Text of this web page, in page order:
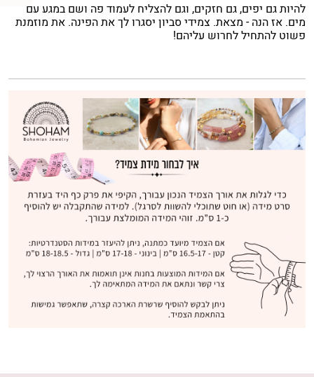
להיות גם יפים, גם חזקים, וגם להצליח לעמוד פה ושם במגע עם
מים. אז הנה - מצאת. צמידי סביון יסגרו לך את הפינה. את מוזמנת
פשוט להתחיל לחרוש עליהם!